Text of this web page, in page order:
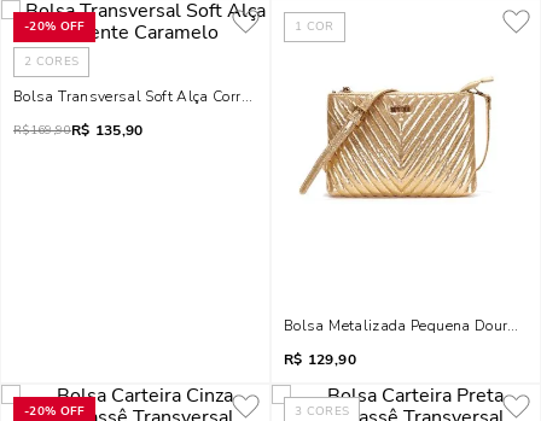
-20% OFF
2 CORES
Bolsa Transversal Soft Alça Corrente Caramelo
R$169,90R$ 135,90
1 COR
Bolsa Metalizada Pequena Dourada
R$ 129,90
-20% OFF 3 CORES